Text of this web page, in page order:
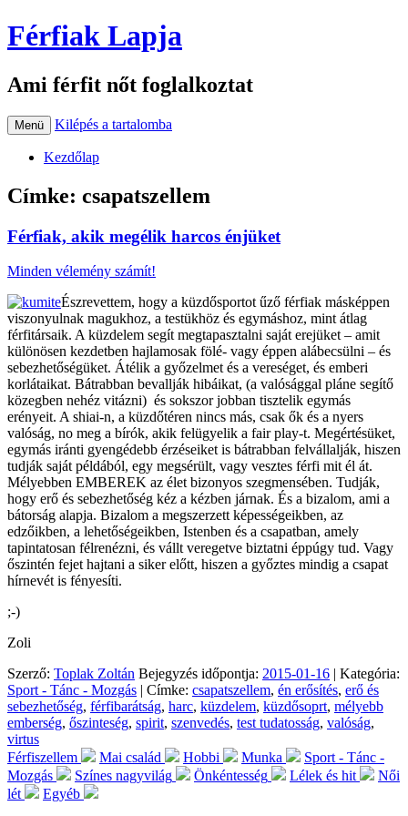
Férfiak Lapja
Ami férfit nőt foglalkoztat
Menü Kilépés a tartalomba
Kezdőlap
Címke: csapatszellem
Férfiak, akik megélik harcos énjüket
Minden vélemény számít!
Észrevettem, hogy a küzdősportot űző férfiak másképpen
viszonyulnak magukhoz, a testükhöz és egymáshoz, mint átlag
férfitársaik. A küzdelem segít megtapasztalni saját erejüket – amit
különösen kezdetben hajlamosak fölé- vagy éppen alábecsülni – és
sebezhetőségüket. Átélik a győzelmet és a vereséget, és emberi
korlátaikat. Bátrabban bevallják hibáikat, (a valósággal pláne segítő
közegben nehéz vitázni) és sokszor jobban tisztelik egymás
erényeit. A shiai-n, a küzdőtéren nincs más, csak ők és a nyers
valóság, no meg a bírók, akik felügyelik a fair play-t. Megértésüket,
egymás iránti gyengédebb érzéseiket is bátrabban felvállalják, hiszen
tudják saját példából, egy megsérült, vagy vesztes férfi mit él át.
Mélyebben EMBEREK az élet bizonyos szegmensében. Tudják,
hogy erő és sebezhetőség kéz a kézben járnak. És a bizalom, ami a
bátorság alapja. Bizalom a megszerzett képességeikben, az
edzőikben, a lehetőségeikben, Istenben és a csapatban, amely
tapintatosan félrenézni, és vállt veregetve biztatni éppúgy tud. Vagy
őszintén fejet hajtani a siker előtt, hiszen a győztes mindig a csapat
hírnevét is fényesíti.
;-)
Zoli
Szerző: Toplak Zoltán Bejegyzés időpontja: 2015-01-16 | Kategória:
Sport - Tánc - Mozgás | Címke: csapatszellem, én erősítés, erő és
sebezhetőség, férfibarátság, harc, küzdelem, küzdősoprt, mélyebb
emberség, őszinteség, spirit, szenvedés, test tudatosság, valóság,
virtus
Férfiszellem
Mai család Hobbi Munka
Sport - Tánc -
Mozgás
Színes nagyvilág Önkéntesség Lélek és hit
Női
lét
Egyéb